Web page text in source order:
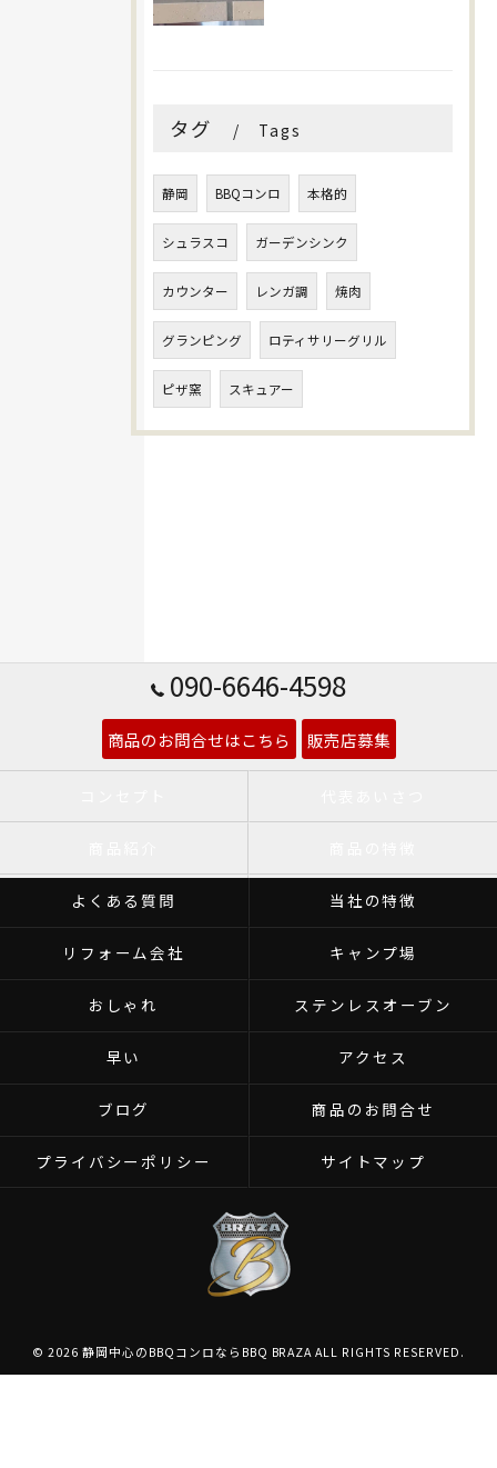
タグ Tags
静岡 BBQコンロ 本格的
シュラスコ ガーデンシンク
カウンター レンガ調 焼肉
グランピング ロティサリーグリル
ピザ窯 スキュアー
090-6646-4598
商品のお問合せはこちら 販売店募集
よくある質問 当社の特徴
リフォーム会社 キャンプ場
おしゃれ ステンレスオーブン
早い アクセス
ブログ 商品のお問合せ
プライバシーポリシー サイトマップ
© 2026 静岡中心のBBQコンロならBBQ BRAZA ALL RIGHTS RESERVED.